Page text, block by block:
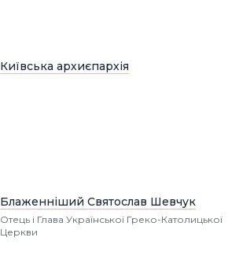
Київська архиєпархія
Блаженніший Святослав Шевчук
Отець і Глава Української Греко-Католицької
Церкви